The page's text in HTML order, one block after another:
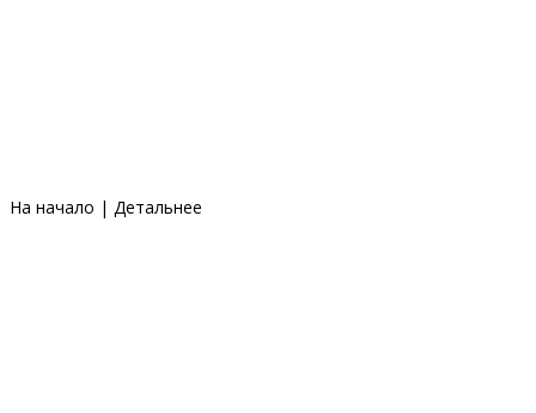
На начало | Детальнее